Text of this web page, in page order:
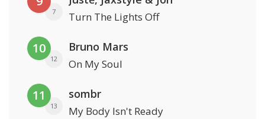
7 Turn The Lights Off
10
12
Bruno Mars
On My Soul
11
13
sombr
My Body Isn't Ready